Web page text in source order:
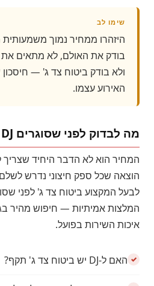
שימו לב
בודק את האולם, לא מתאים את
ולא בודק ביטוח צד ג' — חיסכון
האירוע עצמו.
מה לבדוק לפני שסוגרים DJ — מעבר למחיר
המחיר הוא לא הדבר היחיד שצריך
הוצאה שכל ספק חיצוני נדרש
לבעל המקצוע ביטוח צד ג' לפני
המלצות אמיתיות — חיפוש מהיר
איכות השירות בפועל.
האם ל-DJ יש ביטוח צד ג' תקף?